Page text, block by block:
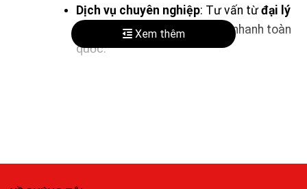
Dịch vụ chuyên nghiệp: Tư vấn từđại lý
dây curoa SUNDT, giao hàng nhanh toàn
quốc.
Xem thêm